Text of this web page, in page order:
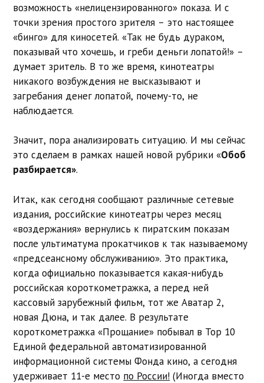
возможность «нелицензированного» показа. И с
точки зрения простого зрителя – это настоящее
«бинго» для киносетей. «Так не будь дураком,
показывай что хочешь, и греби деньги лопатой!» –
думает зритель. В то же время, кинотеатры
никакого возбуждения не высказывают и
загребания денег лопатой, почему-то, не
наблюдается.
Значит, пора анализировать ситуацию. И мы сейчас
это сделаем в рамках нашей новой рубрики «Обоб
разбирается».
Итак, как сегодня сообщают различные сетевые
издания, российские кинотеатры через месяц
«воздержания» вернулись к пиратским показам
после ультиматума прокатчиков к так называемому
«предсеансному обслуживанию». Это практика,
когда официально показывается какая-нибудь
российская короткометражка, а перед ней
кассовый зарубежный фильм, тот же Аватар 2,
новая Дюна, и так далее. В результате
короткометражка «Прощание» побывал в Top 10
Единой федеральной автоматизированной
информационной системы Фонда кино, а сегодня
удерживает 11-е место по России! (Иногда вместо